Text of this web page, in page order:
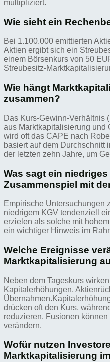
multipliziert.
Wie sieht ein
Bei 1.100.000 emittierten
Aktien ergibt sich ein
einem Börsenkurs von 50
Streubesitz-
Wie hängt
zusammen?
Das Kurs-Gewinn-Verhältnis
aus Marktkapitalisierung und
wird oft das CAPE nach
basiert auf dem Durchschnitt
der letzten zehn Jahre, um
Was sagt ein
Zusammenspiel mit
Empirische Untersuchungen
niedrigem KGV tendenziell
erzielen als solche mit
ein wichtiger Hinweis im
Welche Ereignisse
Marktkapitalisierung
Neben dem Tageskurs
Kapitalerhöhungen,
drücken oft den Kurs,
reduzieren. Fusionen
verändern.
Wofür nutzen
Marktkapitalisierung